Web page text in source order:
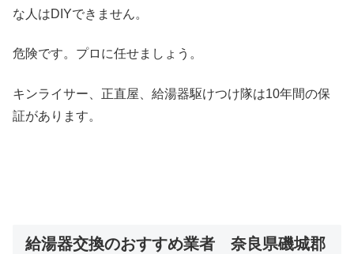
な人はDIYできません。
危険です。プロに任せましょう。
キンライサー、正直屋、給湯器駆けつけ隊は10年間の保
証があります。
給湯器交換のおすすめ業者 奈良県磯城郡